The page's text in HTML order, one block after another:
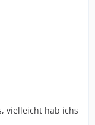
vielleicht hab ichs